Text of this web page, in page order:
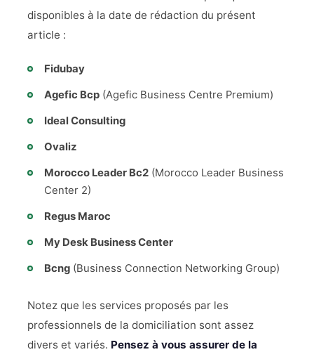
disponibles à la date de rédaction du présent
article :
Fidubay
Agefic Bcp (Agefic Business Centre Premium)
Ideal Consulting
Ovaliz
Morocco Leader Bc2 (Morocco Leader Business
Center 2)
Regus Maroc
My Desk Business Center
Bcng (Business Connection Networking Group)
Notez que les services proposés par les
professionnels de la domiciliation sont assez
divers et variés. Pensez à vous assurer de la